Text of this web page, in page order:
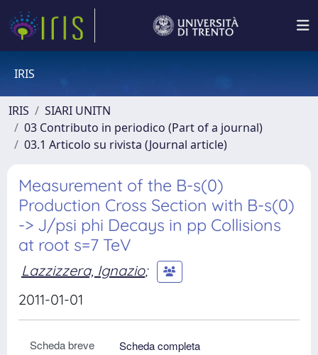
IRIS
IRIS
SIARI UNITN
03 Contributo in periodico (Part of a journal)
03.1 Articolo su rivista (Journal article)
Measurement of the B-s(0)
Production Cross Section with B-s(0)
-> J/psi phi Decays in pp Collisions
at root s=7 TeV
Lazzizzera, Ignazio;
2011-01-01
Scheda breve
Scheda completa